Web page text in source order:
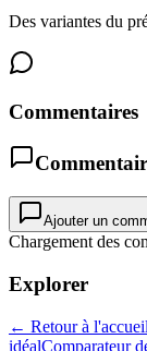
Des variantes du
Commentaires
Ajouter un
Chargement des
Explorer
← Retour à l'accueil
idéalComparateur